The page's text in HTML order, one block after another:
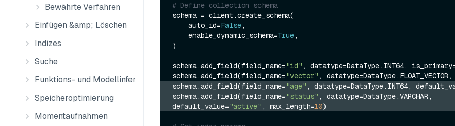
Bewährte Verfahren
Einfügen &amp; Löschen
Indizes
Suche
Funktions- und Modellinferenz
Speicheroptimierung
Momentaufnahmen
# Define collection schema
schema = client.create_schema(
    auto_id=
False,
    enable_dynamic_schema=
True,
)
schema.add_field(field_name="id" , datatype=DataType.INT64,
schema.add_field(field_name="vector" ,
schema.add_field(field_name="age" , datatype=DataType.INT64,
schema.add_field(field_name="status" , datatype=DataType.VARCHAR,
default_value="active" , max_length=10)